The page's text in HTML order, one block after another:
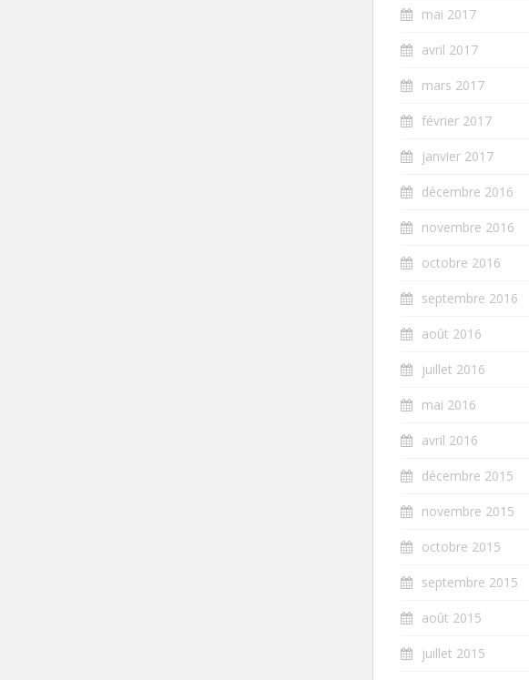
mai 2017
avril 2017
mars 2017
février 2017
janvier 2017
décembre 2016
novembre 2016
octobre 2016
septembre 2016
août 2016
juillet 2016
mai 2016
avril 2016
décembre 2015
novembre 2015
octobre 2015
septembre 2015
août 2015
juillet 2015